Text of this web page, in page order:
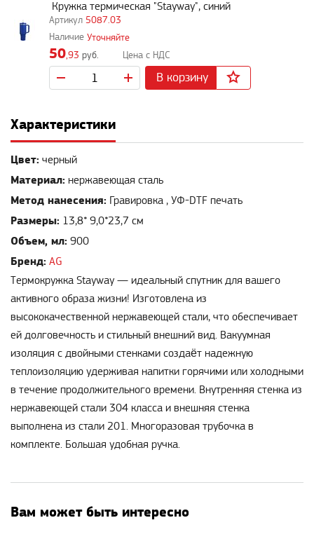
5087.03
Кружка термическая "Stayway", синий
Уточняйте
50,93 руб.
В корзину
Характеристики
Цвет: черный
Материал: нержавеющая сталь
Метод нанесения: Гравировка , УФ-DTF печать
Размеры: 13,8* 9,0*23,7 см
Объем, мл: 900
Бренд: AG
Термокружка Stayway — идеальный спутник для вашего
активного образа жизни! Изготовлена из
высококачественной нержавеющей стали, что обеспечивает
ей долговечность и стильный внешний вид. Вакуумная
изоляция с двойными стенками создаёт надежную
теплоизоляцию удерживая напитки горячими или холодными
в течение продолжительного времени. Внутренняя стенка из
нержавеющей стали 304 класса и внешняя стенка
выполнена из стали 201. Многоразовая трубочка в
комплекте. Большая удобная ручка.
Вам может быть интересно